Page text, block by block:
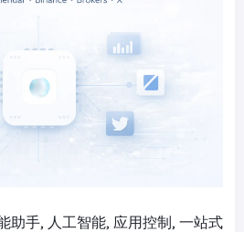
助手, 人工智能, 应用控制, 一站式